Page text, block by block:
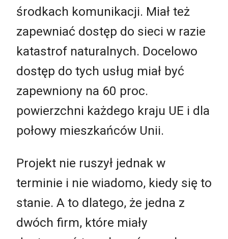
środkach komunikacji. Miał też
zapewniać dostęp do sieci w razie
katastrof naturalnych. Docelowo
dostęp do tych usług miał być
zapewniony na 60 proc.
powierzchni każdego kraju UE i dla
połowy mieszkańców Unii.
Projekt nie ruszył jednak w
terminie i nie wiadomo, kiedy się to
stanie. A to dlatego, że jedna z
dwóch firm, które miały